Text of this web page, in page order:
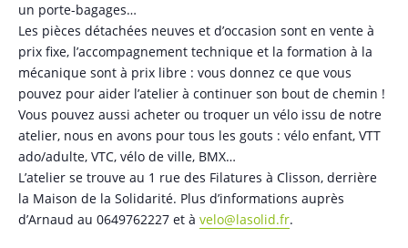
un porte-bagages…
Les pièces détachées neuves et d’occasion sont en vente à
prix fixe, l’accompagnement technique et la formation à la
mécanique sont à prix libre : vous donnez ce que vous
pouvez pour aider l’atelier à continuer son bout de chemin !
Vous pouvez aussi acheter ou troquer un vélo issu de notre
atelier, nous en avons pour tous les gouts : vélo enfant, VTT
ado/adulte, VTC, vélo de ville, BMX…
L’atelier se trouve au 1 rue des Filatures à Clisson, derrière
la Maison de la Solidarité. Plus d’informations auprès
d’Arnaud au 0649762227 et à velo@lasolid.fr.